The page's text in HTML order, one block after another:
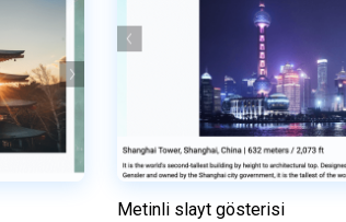
Metinli slayt gösterisi